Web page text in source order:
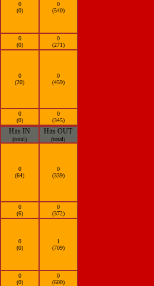
0
(0)
0
(540)
0
(0)
0
(271)
0
(20)
0
(459)
0
(0)
0
(345)
Hits IN
(total)
Hits OUT
(total)
0
(64)
0
(339)
0
(6)
0
(372)
0
(0)
1
(709)
0
(0)
0
(600)